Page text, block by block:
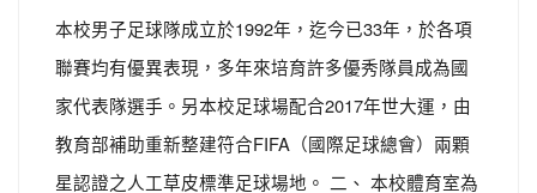
本校男子足球隊成立於1992年，迄今已33年，於各項
聯賽均有優異表現，多年來培育許多優秀隊員成為國
家代表隊選手。另本校足球場配合2017年世大運，由
教育部補助重新整建符合FIFA（國際足球總會）兩顆
星認證之人工草皮標準足球場地。 二、 本校體育室為